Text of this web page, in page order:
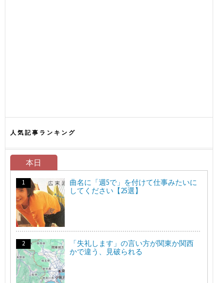
人気記事ランキング
本日
曲名に「週5で」を付けて仕事みたいに
してください【25選】
「失礼します」の言い方が関東か関西
かで違う、見破られる